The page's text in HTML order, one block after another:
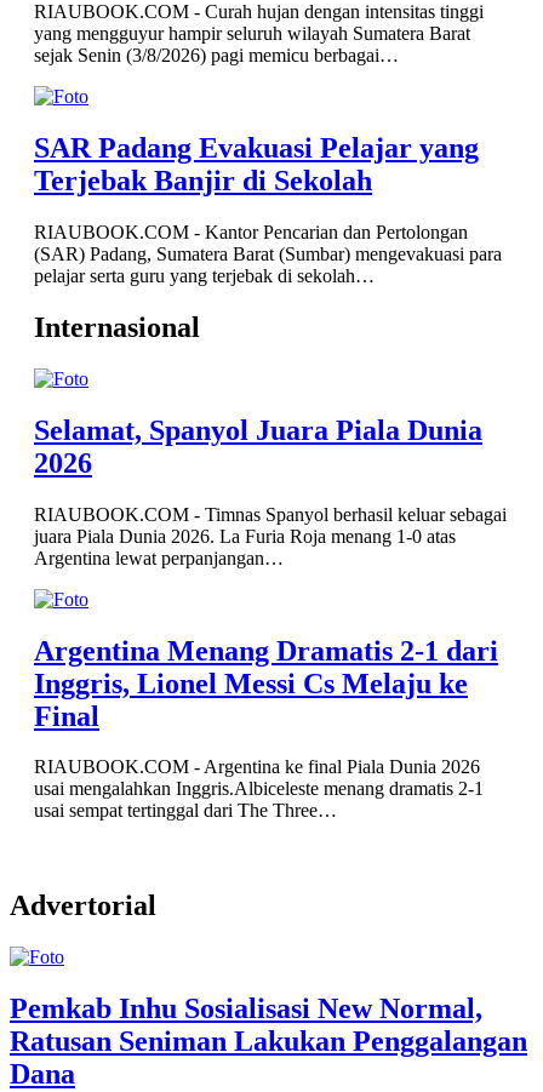
RIAUBOOK.COM - Curah hujan dengan intensitas tinggi
yang mengguyur hampir seluruh wilayah Sumatera Barat
sejak Senin (3/8/2026) pagi memicu berbagai…
SAR Padang Evakuasi Pelajar yang
Terjebak Banjir di Sekolah
RIAUBOOK.COM - Kantor Pencarian dan Pertolongan
(SAR) Padang, Sumatera Barat (Sumbar) mengevakuasi para
pelajar serta guru yang terjebak di sekolah…
Internasional
Selamat, Spanyol Juara Piala Dunia
2026
RIAUBOOK.COM - Timnas Spanyol berhasil keluar sebagai
juara Piala Dunia 2026. La Furia Roja menang 1-0 atas
Argentina lewat perpanjangan…
Argentina Menang Dramatis 2-1 dari
Inggris, Lionel Messi Cs Melaju ke
Final
RIAUBOOK.COM - Argentina ke final Piala Dunia 2026
usai mengalahkan Inggris.Albiceleste menang dramatis 2-1
usai sempat tertinggal dari The Three…
Advertorial
Pemkab Inhu Sosialisasi New Normal,
Ratusan Seniman Lakukan Penggalangan
Dana